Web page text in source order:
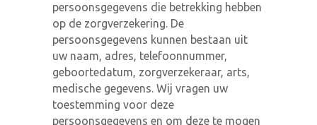
persoonsgegevens die betrekking hebben
op de zorgverzekering. De
persoonsgegevens kunnen bestaan uit
uw naam, adres, telefoonnummer,
geboortedatum, zorgverzekeraar, arts,
medische gegevens. Wij vragen uw
toestemming voor deze
persoonsgegevens en om deze te mogen